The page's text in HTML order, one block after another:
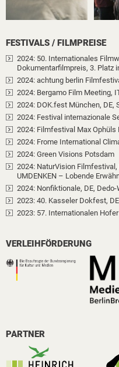
FESTIVALS / FILMPREISE
2024: 50. Internationales
Dokumentarfilmpreis, 3. Platz
2024: achtung berlin
2024: Bergamo Film Meeting,
2024: DOK.fest München, DE,
2024: Festival internazionale
2024: Filmfestival Max Ophüls
2024: Frome International
2024: Green Visions Potsdam
2024: NaturVision Filmfestival,
UMDENKEN – Lobende
2024: Nonfiktionale, DE, Dedo-
2023: 40. Kasseler Dokfest, DE
2023: 57. Internationalen
VERLEIHFÖRDERUNG
PARTNER